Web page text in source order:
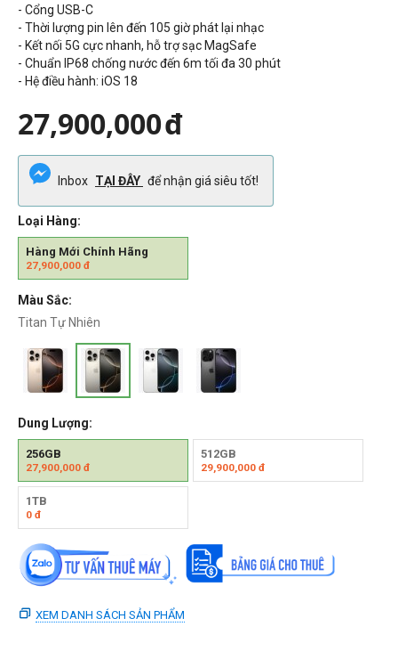
- Cổng USB-C
- Thời lượng pin lên đến 105 giờ phát lại nhạc
- Kết nối 5G cực nhanh, hỗ trợ sạc MagSafe
- Chuẩn IP68 chống nước đến 6m tối đa 30 phút
- Hệ điều hành: iOS 18
27,900,000đ
Inbox TẠI ĐÂY để nhận giá siêu tốt!
Loại Hàng:
Hàng Mới Chính Hãng
27,900,000 đ
Màu Sắc:
Titan Tự Nhiên
Dung Lượng:
256GB
27,900,000 đ
512GB
29,900,000đ
1TB
0 đ
XEM DANH SÁCH SẢN PHẨM